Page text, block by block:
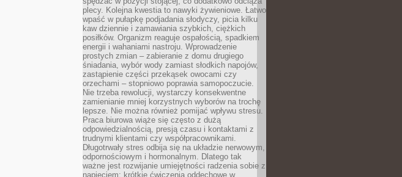
plecy. Kolejna kwestia to nawyki żywieniowe. Łatwo
wpaść w pułapkę podjadania słodyczy, picia kilku
kaw dziennie i zamawiania szybkich, ciężkich
posiłków. Organizm reaguje ospałością, spadkiem
energii i wahaniami nastroju. Wprowadzenie
prostych zmian – zabieranie z domu drugiego
śniadania, wybór wody zamiast słodkich napojów,
zastąpienie części przekąsek owocami czy
orzechami – stopniowo poprawia samopoczucie.
Nie trzeba rewolucji, wystarczy konsekwentne
zamienianie mniej korzystnych wyborów na trochę
lepsze. Nie można również pomijać wpływu stresu.
Praca biurowa wiąże się często z dużą
odpowiedzialnością, presją czasu i kontaktami z
trudnymi klientami czy współpracownikami.
Długotrwały stres odbija się na układzie nerwowym,
odpornościowym i hormonalnym. Dlatego tak
ważne jest rozwijanie umiejętności radzenia sobie z
napięciem: krótkie ćwiczenia oddechowe w